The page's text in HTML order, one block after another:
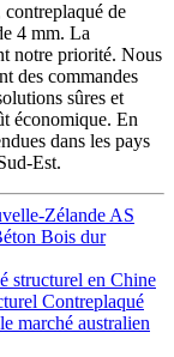
de
4 mm. La
notre priorité. Nous
des commandes
sûres et
économique. En
dans les pays
Est.
Zélande AS
Bois dur
structurel en Chine
Contreplaqué
marché australien